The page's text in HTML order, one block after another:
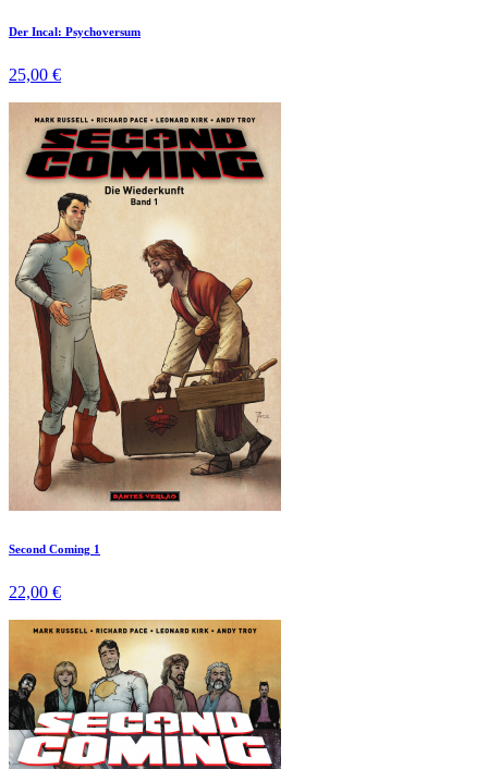
Der Incal: Psychoversum
25,00 €
Second Coming 1
22,00 €